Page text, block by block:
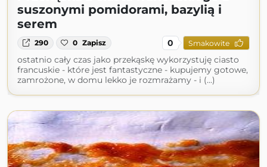
suszonymi pomidorami, bazylią i
serem
290 0 Zapisz 0 Smakowite
ostatnio cały czas jako przekąskę wykorzystuję ciasto
francuskie - które jest fantastyczne - kupujemy gotowe,
zamrożone, w domu lekko je rozmrażamy - i (...)